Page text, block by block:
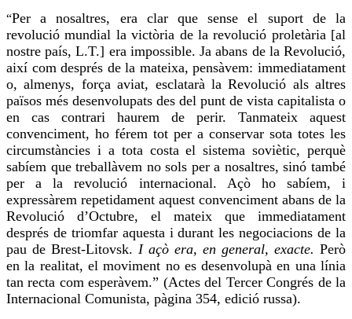
“Per a nosaltres, era clar que sense el suport de la
revolució mundial la victòria de la revolució proletària [al
nostre país, L.T.] era impossible. Ja abans de la Revolució,
així com després de la mateixa, pensàvem: immediatament
o, almenys, força aviat, esclatarà la Revolució als altres
països més desenvolupats des del punt de vista capitalista o
en cas contrari haurem de perir. Tanmateix aquest
convenciment, ho férem tot per a conservar sota totes les
circumstàncies i a tota costa el sistema soviètic, perquè
sabíem que treballàvem no sols per a nosaltres, sinó també
per a la revolució internacional. Açò ho sabíem, i
expressàrem repetidament aquest convenciment abans de la
Revolució d’Octubre, el mateix que immediatament
després de triomfar aquesta i durant les negociacions de la
pau de Brest-Litovsk. I açò era, en general, exacte. Però
en la realitat, el moviment no es desenvolupà en una línia
tan recta com esperàvem.” (Actes del Tercer Congrés de la
Internacional Comunista, pàgina 354, edició russa).